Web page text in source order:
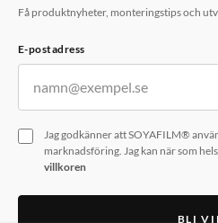
Få produktnyheter, monteringstips och
E-postadress
Jag godkänner att SOYAFILM®
marknadsföring. Jag kan när som
villkoren
BLI